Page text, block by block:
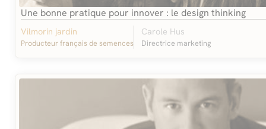
Une bonne pratique pour innover : le design thinking
Vilmorin jardin
Producteur français de semences
Carole Hus
Directrice marketing